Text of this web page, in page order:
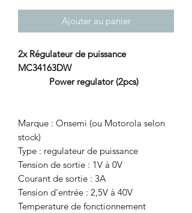
Ajouter au panier
2x Régulateur de puissance
MC34163DW
Power regulator (2pcs)
Marque : Onsemi (ou Motorola selon
stock)
Type : regulateur de puissance
Tension de sortie : 1V à 0V
Courant de sortie : 3A
Tension d'entrée : 2,5V à 40V
Temperature de fonctionnement